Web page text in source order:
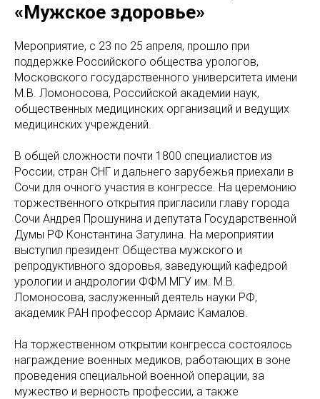
«Мужское здоровье»
Мероприятие, с 23 по 25 апреля, прошло при
поддержке Российского общества урологов,
Московского государственного университета имени
М.В. Ломоносова, Российской академии наук,
общественных медицинских организаций и ведущих
медицинских учреждений.
В общей сложности почти 1800 специалистов из
России, стран СНГ и дальнего зарубежья приехали в
Сочи для очного участия в конгрессе. На церемонию
торжественного открытия пригласили главу города
Сочи Андрея Прошунина и депутата Государственной
Думы РФ Константина Затулина. На мероприятии
выступил президент Общества мужского и
репродуктивного здоровья, заведующий кафедрой
урологии и андрологии ФФМ МГУ им. M.В.
Ломоносова, заслуженный деятель науки РФ,
академик РАН профессор Армаис Камалов.
На торжественном открытии конгресса состоялось
награждение военных медиков, работающих в зоне
проведения специальной военной операции, за
мужество и верность профессии, а также